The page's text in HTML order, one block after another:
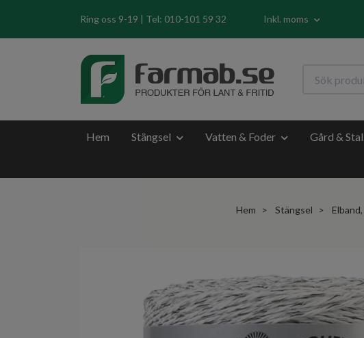
Ring oss 9-19 | Tel: 010-101 59 32 Inkl. moms
Hem Stängsel Vatten & Foder Gård &
Hem Stängsel